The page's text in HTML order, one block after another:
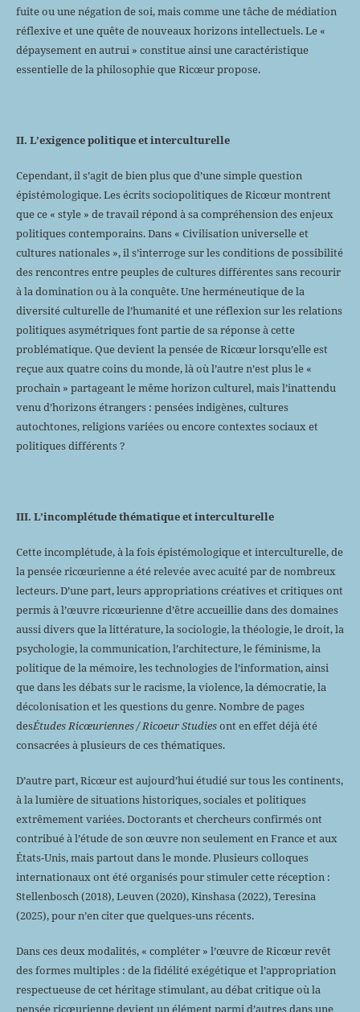
fuite ou une négation de soi, mais comme une tâche de médiation
réflexive et une quête de nouveaux horizons intellectuels. Le «
dépaysement en autrui » constitue ainsi une caractéristique
essentielle de la philosophie que Ricœur propose.
II. L’exigence politique et interculturelle
Cependant, il s’agit de bien plus que d’une simple question
épistémologique. Les écrits sociopolitiques de Ricœur montrent
que ce « style » de travail répond à sa compréhension des enjeux
politiques contemporains. Dans « Civilisation universelle et
cultures nationales », il s’interroge sur les conditions de possibilité
des rencontres entre peuples de cultures différentes sans recourir
à la domination ou à la conquête. Une herméneutique de la
diversité culturelle de l’humanité et une réflexion sur les relations
politiques asymétriques font partie de sa réponse à cette
problématique. Que devient la pensée de Ricœur lorsqu’elle est
reçue aux quatre coins du monde, là où l’autre n’est plus le «
prochain » partageant le même horizon culturel, mais l’inattendu
venu d’horizons étrangers : pensées indigènes, cultures
autochtones, religions variées ou encore contextes sociaux et
politiques différents ?
III. L’incomplétude thématique et interculturelle
Cette incomplétude, à la fois épistémologique et interculturelle, de
la pensée ricœurienne a été relevée avec acuité par de nombreux
lecteurs. D’une part, leurs appropriations créatives et critiques ont
permis à l’œuvre ricœurienne d’être accueillie dans des domaines
aussi divers que la littérature, la sociologie, la théologie, le droit, la
psychologie, la communication, l’architecture, le féminisme, la
politique de la mémoire, les technologies de l’information, ainsi
que dans les débats sur le racisme, la violence, la démocratie, la
décolonisation et les questions du genre. Nombre de pages
desÉtudes Ricœuriennes / Ricoeur Studiesont en effet déjà été
consacrées à plusieurs de ces thématiques.
D’autre part, Ricœur est aujourd’hui étudié sur tous les continents,
à la lumière de situations historiques, sociales et politiques
extrêmement variées. Doctorants et chercheurs confirmés ont
contribué à l’étude de son œuvre non seulement en France et aux
États-Unis, mais partout dans le monde. Plusieurs colloques
internationaux ont été organisés pour stimuler cette réception :
Stellenbosch (2018), Leuven (2020), Kinshasa (2022), Teresina
(2025), pour n’en citer que quelques-uns récents.
Dans ces deux modalités, « compléter » l’œuvre de Ricœur revêt
des formes multiples : de la fidélité exégétique et l’appropriation
respectueuse de cet héritage stimulant, au débat critique où la
pensée ricœurienne devient un élément parmi d’autres dans une